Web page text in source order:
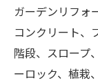
ガーデンリフォ
コンクリート、
階段、スロープ
ーロック、植栽